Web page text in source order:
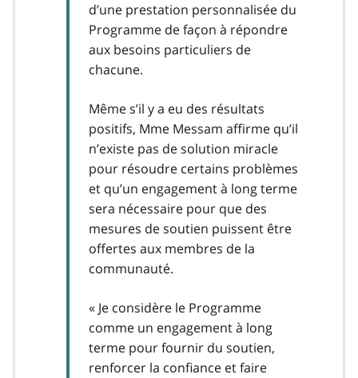
d’une prestation personnalisée du
Programme de façon à répondre
aux besoins particuliers de
chacune.
Même s’il y a eu des résultats
positifs, Mme Messam affirme qu’il
n’existe pas de solution miracle
pour résoudre certains problèmes
et qu’un engagement à long terme
sera nécessaire pour que des
mesures de soutien puissent être
offertes aux membres de la
communauté.
« Je considère le Programme
comme un engagement à long
terme pour fournir du soutien,
renforcer la confiance et faire